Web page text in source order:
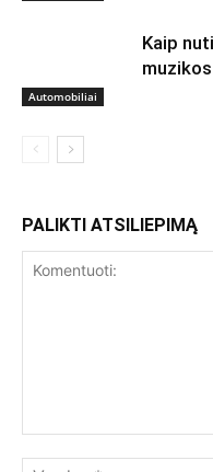
Automobiliai
Kaip
PALIKTI ATSILIEPIMĄ